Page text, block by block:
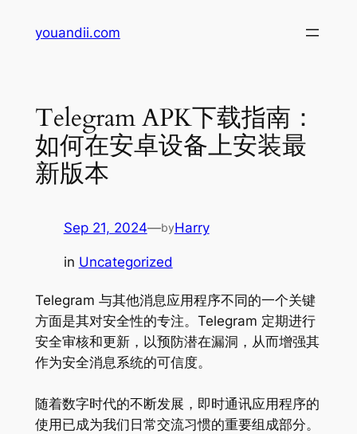
youandii.com
Telegram APK下载指南：
如何在安卓设备上安装最
新版本
Sep 21, 2024—byHarry
in Uncategorized
Telegram 与其他消息应用程序不同的一个关键
方面是其对安全性的专注。Telegram 定期进行
安全审核和更新，以预防潜在漏洞，从而增强其
作为安全消息系统的可信度。
随着数字时代的不断发展，即时通讯应用程序的
使用已成为我们日常交流习惯的重要组成部分。